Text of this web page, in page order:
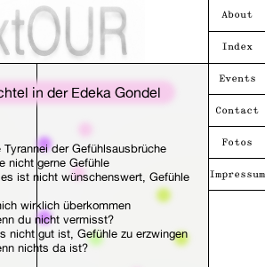
in der Edeka Gondel
der Gefühlsausbrüche
nicht gerne Gefühle
ist nicht wünschenswert, Gefühle
wirklich überkommen
du nicht vermisst?
nicht gut ist, Gefühle zu erzwingen
nichts da ist?
About
Index
Events
Contact
Fotos
Impressum